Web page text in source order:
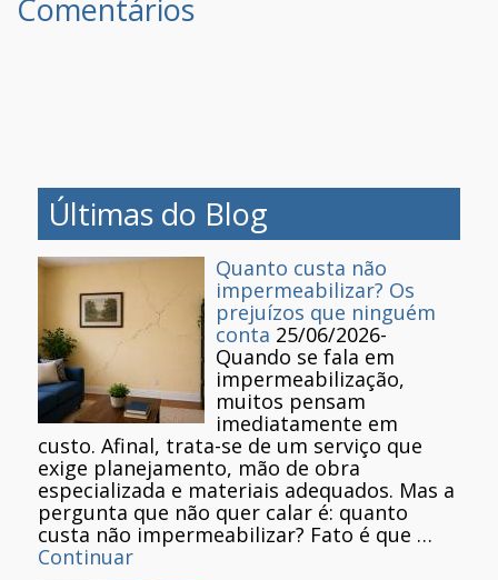
Comentários
Últimas do Blog
Quanto custa não
impermeabilizar? Os
prejuízos que ninguém
conta 25/06/2026-
Quando se fala em
impermeabilização,
muitos pensam
imediatamente em
custo. Afinal, trata-se de um serviço que
exige planejamento, mão de obra
especializada e materiais adequados. Mas a
pergunta que não quer calar é: quanto
custa não impermeabilizar? Fato é que …
Continuar